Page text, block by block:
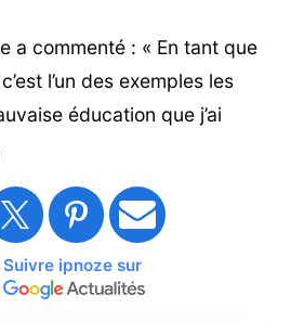
a commenté : « En tant que
l’un des exemples les
éducation que j’ai
Suivre ipnoze sur